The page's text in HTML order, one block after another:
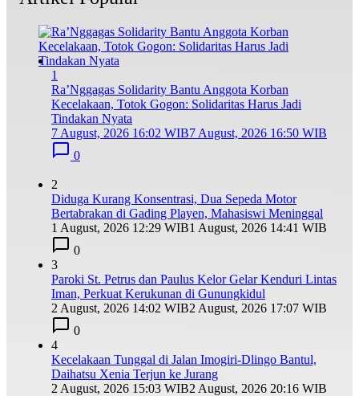
1
Ra’Nggagas Solidarity Bantu Anggota Korban
Kecelakaan, Totok Gogon: Solidaritas Harus Jadi
Tindakan Nyata
7 August, 2026 16:02 WIB7 August, 2026 16:50 WIB
0
2
Diduga Kurang Konsentrasi, Dua Sepeda Motor
Bertabrakan di Gading Playen, Mahasiswi Meninggal
1 August, 2026 12:29 WIB1 August, 2026 14:41 WIB
0
3
Paroki St. Petrus dan Paulus Kelor Gelar Kenduri Lintas
Iman, Perkuat Kerukunan di Gunungkidul
2 August, 2026 14:02 WIB2 August, 2026 17:07 WIB
0
4
Kecelakaan Tunggal di Jalan Imogiri-Dlingo Bantul,
Daihatsu Xenia Terjun ke Jurang
2 August, 2026 15:03 WIB2 August, 2026 20:16 WIB